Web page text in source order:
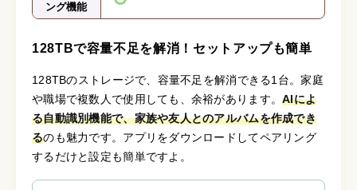
ング機能
128TBで容量不足を解消！セットアップも簡単
128TBのストレージで、容量不足を解消できる1台。家庭
や職場で複数人で使用しても、余裕があります。AIによ
る自動識別機能で、家族や友人とのアルバムを作成でき
るのも魅力です。アプリをダウンロードしてペアリング
するだけと設定も簡単ですよ。